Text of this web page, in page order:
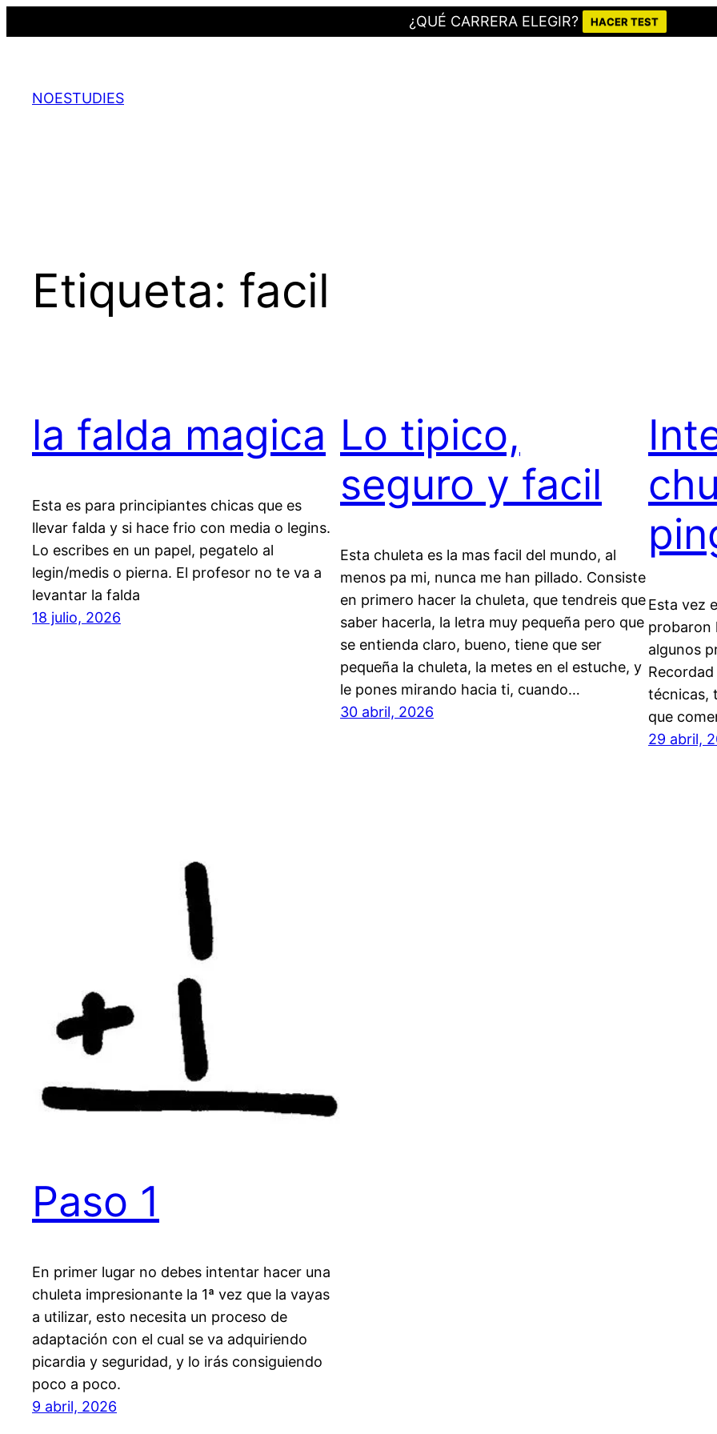
¿QUÉ CARRERA ELEGIR? HACER TEST
contenido
NOESTUDIES
Etiqueta: facil
la falda magica
Esta es para principiantes chicas que es
llevar falda y si hace frio con media o legins.
Lo escribes en un papel, pegatelo al
legin/medis o pierna. El profesor no te va a
levantar la falda
18 julio, 2026
Lo tipico,
seguro y facil
Esta chuleta es la mas facil del mundo, al
menos pa mi, nunca me han pillado. Consiste
en primero hacer la chuleta, que tendreis que
saber hacerla, la letra muy pequeña pero que
se entienda claro, bueno, tiene que ser
pequeña la chuleta, la metes en el estuche, y
le pones mirando hacia ti, cuando…
30 abril, 2026
Esta vez
probaron
algunos
técnicas,
que
29 abril,
Paso 1
En primer lugar no debes intentar hacer una
chuleta impresionante la 1ª vez que la vayas
a utilizar, esto necesita un proceso de
adaptación con el cual se va adquiriendo
picardia y seguridad, y lo irás consiguiendo
poco a poco.
9 abril, 2026